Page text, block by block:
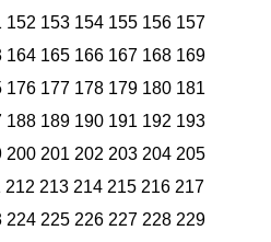
152 153 154 155 156 157
164 165 166 167 168 169
176 177 178 179 180 181
188 189 190 191 192 193
200 201 202 203 204 205
212 213 214 215 216 217
224 225 226 227 228 229